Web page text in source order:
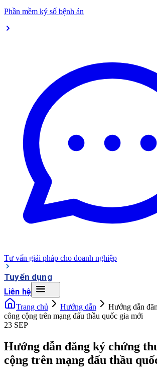
Phần mềm ký số bệnh án
Tư vấn giải pháp cho doanh nghiệp
Tuyển dụng
Liên hệ
Trang chủ Hướng dẫn
Hướng dẫn
công cộng trên mạng đấu thầu quốc gia mới
23 SEP
Hướng dẫn đăng ký chứng
cộng trên mạng đấu thầu